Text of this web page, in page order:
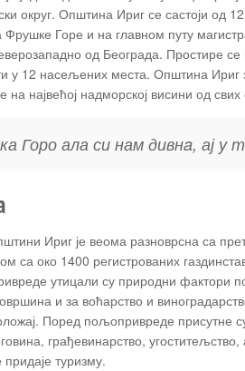
округ. Општина Ириг се састоји од
Горе и на главном путу
од Београда. Простире
у 12 насељених места. Општина
на највећој надморској висини од
Горо ала си нам дивнa, ај у
Ириг је веома разноврсна са
са око 1400 регистрованих
утицали су природни фактори
и за воћарство и
Поред пољопривреде присутне
грађевинарство,
придаје туризму.